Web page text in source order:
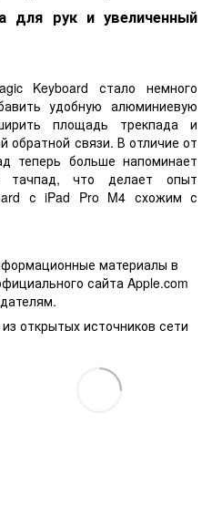
для рук и увеличенный
Keyboard стало немного
удобную алюминиевую
площадь трекпада и
обратной связи. В отличие от
теперь больше напоминает
тачпад, что делает опыт
с iPad Pro M4 схожим с
материалы в
сайта Apple.com
открытых источников сети